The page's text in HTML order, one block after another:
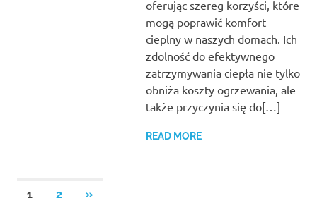
oferując szereg korzyści, które
mogą poprawić komfort
cieplny w naszych domach. Ich
zdolność do efektywnego
zatrzymywania ciepła nie tylko
obniża koszty ogrzewania, ale
także przyczynia się do[…]
READ MORE
Stronicowanie
1 2
NEXT
»